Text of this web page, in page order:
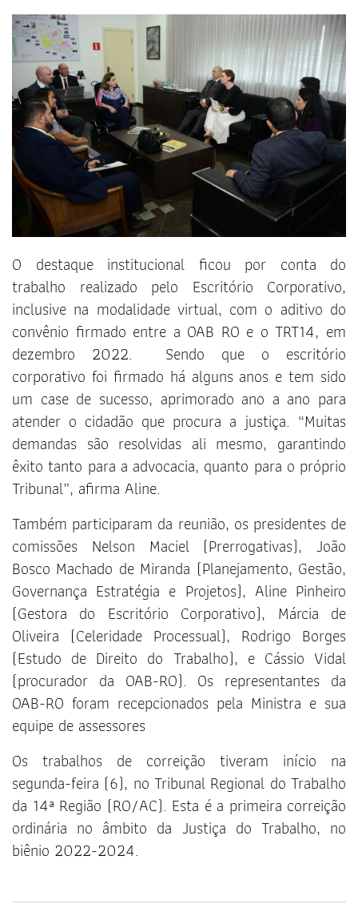
O destaque institucional ficou por conta do
trabalho realizado pelo Escritório Corporativo,
inclusive na modalidade virtual, com o aditivo do
convênio firmado entre a OAB RO e o TRT14, em
dezembro 2022. Sendo que o escritório
corporativo foi firmado há alguns anos e tem sido
um case de sucesso, aprimorado ano a ano para
atender o cidadão que procura a justiça. “Muitas
demandas são resolvidas ali mesmo, garantindo
êxito tanto para a advocacia, quanto para o próprio
Tribunal”, afirma Aline.
Também participaram da reunião, os presidentes de
comissões Nelson Maciel (Prerrogativas), João
Bosco Machado de Miranda (Planejamento, Gestão,
Governança Estratégia e Projetos), Aline Pinheiro
(Gestora do Escritório Corporativo), Márcia de
Oliveira (Celeridade Processual), Rodrigo Borges
(Estudo de Direito do Trabalho), e Cássio Vidal
(procurador da OAB-RO). Os representantes da
OAB-RO foram recepcionados pela Ministra e sua
equipe de assessores
Os trabalhos de correição tiveram início na
segunda-feira (6), no Tribunal Regional do Trabalho
da 14ª Região (RO/AC). Esta é a primeira correição
ordinária no âmbito da Justiça do Trabalho, no
biênio 2022-2024.